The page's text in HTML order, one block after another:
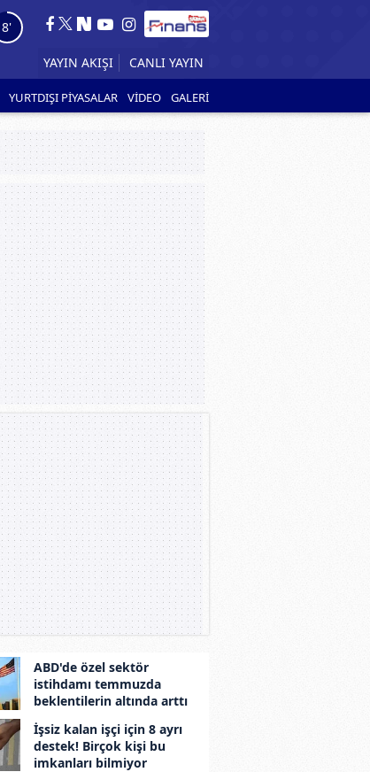
6'
YAYIN AKIŞI CANLI YAYIN
YURTDIŞI PİYASALAR VİDEO GALERİ
ABD'de özel sektör
istihdamı temmuzda
beklentilerin altında arttı
İşsiz kalan işçi için 8 ayrı
destek! Birçok kişi bu
imkanları bilmiyor